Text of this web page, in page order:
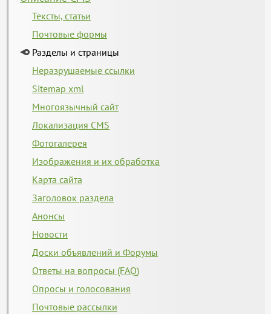
Тексты, статьи
Почтовые формы
Разделы и страницы
Неразрушаемые ссылки
Sitemap xml
Многоязычный сайт
Локализация CMS
Фотогалерея
Изображения и их обработка
Карта сайта
Заголовок раздела
Анонсы
Новости
Доски объявлений и Форумы
Ответы на вопросы (FAQ)
Опросы и голосования
Почтовые рассылки